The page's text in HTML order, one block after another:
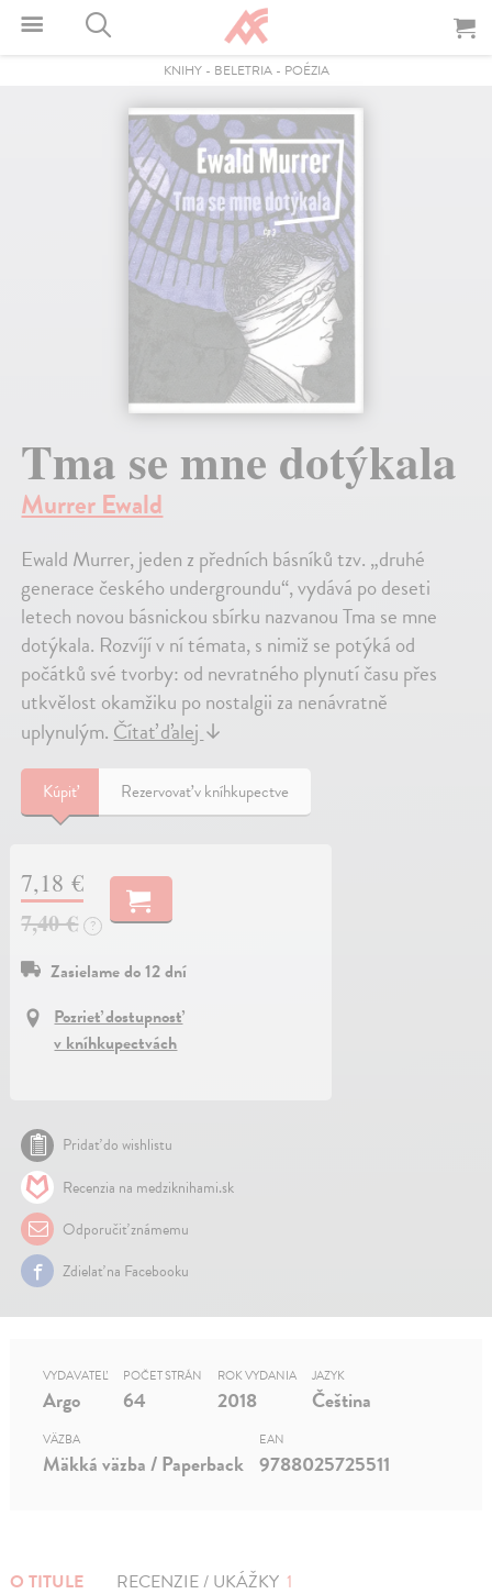
KNIHY- BELETRIA- POÉZIA
Tma se mne dotýkala
Murrer Ewald
Ewald Murrer, jeden z předních básníků tzv. „druhé
generace českého undergroundu“, vydává po deseti
letech novou básnickou sbírku nazvanou Tma se mne
dotýkala. Rozvíjí v ní témata, s nimiž se potýká od
počátků své tvorby: od nevratného plynutí času přes
utkvělost okamžiku po nostalgii za nenávratně
uplynulým.Čítať ďalej↓
Kúpiť Rezervovať v kníhkupectve
7,18 €
7,40 €
?
Zasielame do 12 dní
Pozrieť dostupnosť
v kníhkupectvách
Pridať do wishlistu
Recenzia na medziknihami.sk
Odporučiť známemu
Zdielať na Facebooku
O TITULE RECENZIE / UKÁŽKY 1
VYDAVATEĽ
Argo
POČET STRÁN
64
ROK VYDANIA
2018
JAZYK
Čeština
VÄZBA
Mäkká väzba / Paperback
EAN
9788025725511